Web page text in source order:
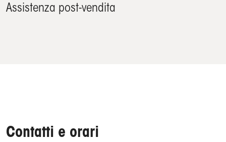
Assistenza post-vendita
Contatti e orari